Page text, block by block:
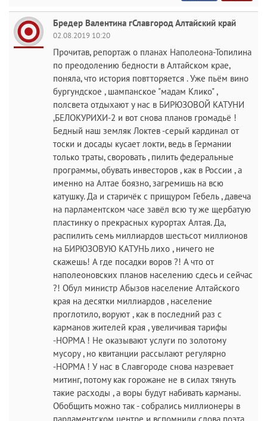
Бредер Валентина гСлавгород Алтайский край
02.08.2019 10:20
Прочитав, репортаж о планах Наполеона-Топилина
по преодолению бедности в Алтайском крае,
поняла, что история повтторяется . Уже пьём вино
бургундское , шампанское "мадам Клико" ,
полсвета отдыхают у нас в БИРЮЗОВОЙ КАТУНИ
,БЕЛОКУРИХИ-2 и вот снова планов громадьё !
Бедный наш земляк Локтев -серый кардинал от
тоски и досады кусает локти, ведь в Германии
только траты, своровать , пилить федеральные
программы, обувать инвесторов , как в России , а
именно на Алтае боязно, загремишь на всю
катушку. Да и старичёк с прищуром Гебель , давеча
на парламентском часе завёл всю ту же щербатую
пластинку о прекрасных курортах Алтая. Да,
распилить семь миллиардов шестьсот миллионов
на БИРЮЗОВУЮ КАТУНЬ лихо , ничего не
скажешь! А где посадки воров ?! А что от
наполеоновских планов населению сдесь и сейчас
?! Обул министр Абызов население Алтайского
края на десятки миллиардов , население
проглотило, воруют , как в последний раз с
карманов жителей края , увеличивая тарифы
-НОРМА ! Не оказывают услуги по золотому
мусору , но квитанции рассылают регулярно
-НОРМА ! У нас в Славгороде снова назревает
митинг, потому как горожане не в силах тянуть
такие расходы , а воры будут набивать карманы.
Обобщить можно так - собрались миллионеры в